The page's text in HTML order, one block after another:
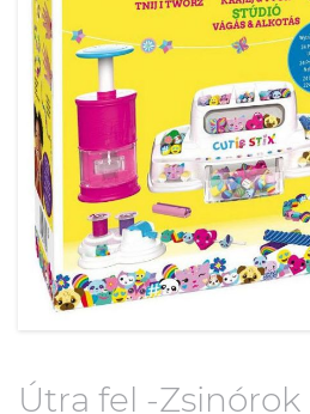
Útra fel -Zsinórok